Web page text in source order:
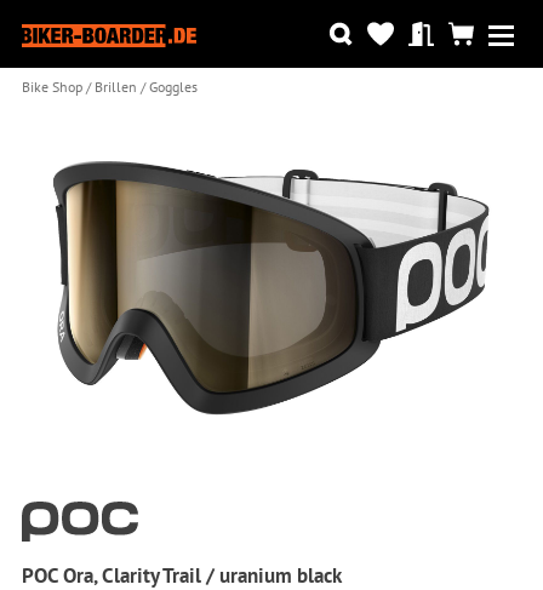
Bike Shop Brillen Goggles
POC Ora, Clarity Trail / uranium black